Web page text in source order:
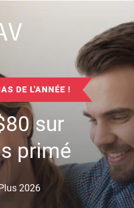
DE L'ANNÉE !
80sur
primé
2026